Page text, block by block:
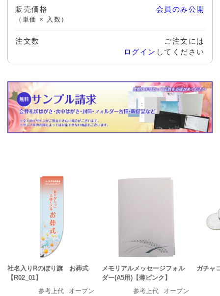
販売価格
（単価 × 入数）
会員のみ公開
注文数
ご注文には
ログイン してください
社名入りRのぼり旗 お葬式
【R02_01】
参考上代
オープン
メモリアルメッセージフォル
ダー(A5用)【薄ピンク】
参考上代
オープン
ガチャ